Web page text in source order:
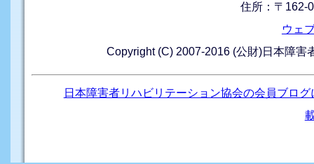
住所：〒162-
ウェ
Copyright (C) 2007-2016 (公財)日本障
日本障害者リハビリテーション協会の会員ブロ